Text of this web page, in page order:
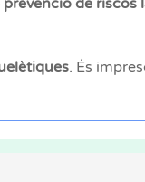
de riscos
. És